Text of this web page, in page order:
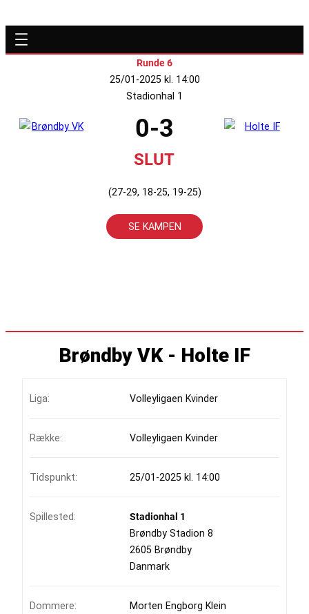
Runde 6
25/01-2025 kl. 14:00
Stadionhal 1
0-3
SLUT
(27-29, 18-25, 19-25)
SE KAMPEN
Brøndby VK - Holte IF
Liga: Volleyligaen Kvinder
Række: Volleyligaen Kvinder
Tidspunkt: 25/01-2025 kl. 14:00
Spillested:
Stadionhal 1
Brøndby Stadion 8
2605 Brøndby
Danmark
Dommere:
Morten Engborg Klein